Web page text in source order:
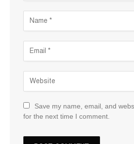
Save my name, email, and
for the next time I comment.